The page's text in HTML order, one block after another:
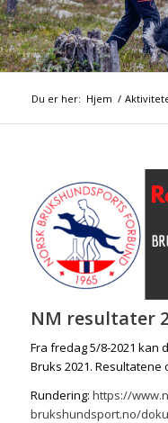
Du er her: Hjem /
NM resultater
Fra fredag 5/8-2021 kan
Bruks 2021.
Rundering: https://
brukshundsport.no/